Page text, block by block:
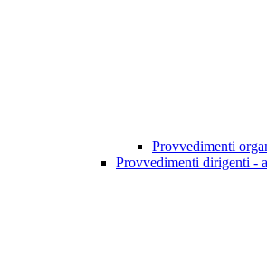
Provvedimenti
Provvedimenti dirigenti -